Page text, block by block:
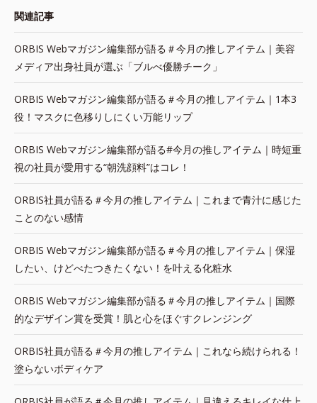
関連記事
ORBIS Webマガジン編集部が語る＃今月の推しアイテム｜美容
メディア出身社員が選ぶ「ブルべ優勝チーク」
ORBIS Webマガジン編集部が語る＃今月の推しアイテム｜1本3
役！マスクに色移りしにくい万能リップ
ORBIS Webマガジン編集部が語る#今月の推しアイテム｜時短重
視の社員が愛用する“朝洗顔料”はコレ！
ORBIS社員が語る＃今月の推しアイテム｜これまで青汁に感じた
ことのない感情
ORBIS Webマガジン編集部が語る＃今月の推しアイテム｜保湿
したい、けどべたつきたくない！を叶える化粧水
ORBIS Webマガジン編集部が語る＃今月の推しアイテム｜国際
的なデザイン賞を受賞！肌と心をほぐすクレンジング
ORBIS社員が語る＃今月の推しアイテム｜これなら続けられる！
塗らないボディケア